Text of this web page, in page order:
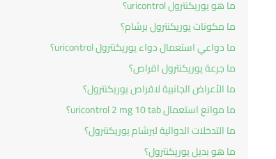
ما هو يوريكنترول uricontrol؟
ما مكونات يوريكنترول برشام؟
ما دواعي استعمال دواء يوريكنترول uricontrol؟
ما جرعة يوريكنترول اقراص؟
ما الأعراض الجانبية لاقراص يوريكنترول؟
ما موانع استعمال uricontrol 2 mg 10 tab؟
ما التدخلات الدوائية لبرشام يوريكنترول؟
ما هو بديل يوريكنترول؟